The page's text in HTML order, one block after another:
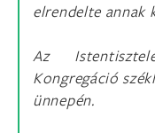
elrendelte annak
Az
Kongregáció
ünnepén.